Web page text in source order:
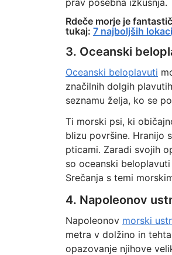
prav posebna izkušnja.
Rdeče morje je
tukaj: 7 najboljših
3. Oceanski
Oceanski beloplavuti
značilnih dolgih
seznamu želja, ko se
Ti morski psi, ki
blizu površine. Hranijo
pticami. Zaradi svojih
so oceanski
Srečanja s temi
4. Napoleonov
Napoleonov morski
metra v dolžino in
opazovanje njihove